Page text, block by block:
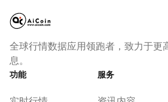
全球行情数据应用领跑者，致力于更
息。
功能 服务